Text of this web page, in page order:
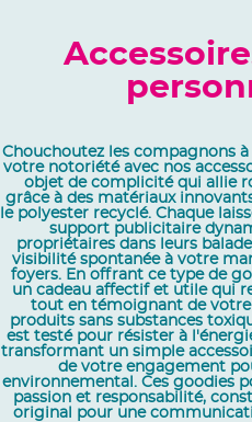
Chouchoutez les compagnons
votre notoriété avec nos
objet de complicité qui allie
grâce à des matériaux
le polyester recyclé. Chaque
support publicitaire
propriétaires dans leurs
visibilité spontanée à votre
foyers. En offrant ce type de
un cadeau affectif et utile qui
tout en témoignant de votre
produits sans substances
est testé pour résister à
transformant un simple
de votre engagement
environnemental. Ces goodies
passion et responsabilité,
original pour une